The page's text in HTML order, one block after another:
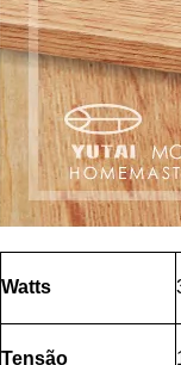
Watts
Tensão